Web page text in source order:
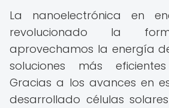
La nanoelectrónica en
revolucionado la
aprovechamos la energía
soluciones más
Gracias a los avances en
desarrollado células